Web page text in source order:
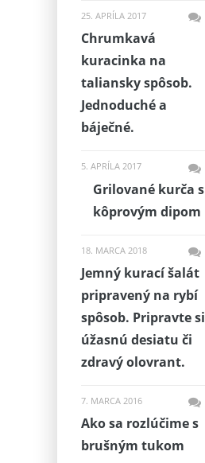
25. APRÍLA 2017
Chrumkavá
kuracinka na
taliansky spôsob.
Jednoduché a
báječné.
5. APRÍLA 2017
Grilované kurča s
kôprovým dipom
18. MARCA 2018
Jemný kurací šalát
pripravený na rybí
spôsob. Pripravte si
úžasnú desiatu či
zdravý olovrant.
7. MARCA 2016
Ako sa rozlúčime s
brušným tukom